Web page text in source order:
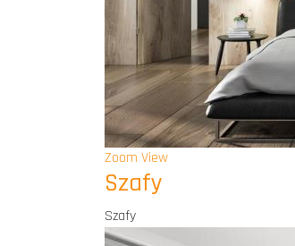
Zoom View
Szafy
Szafy